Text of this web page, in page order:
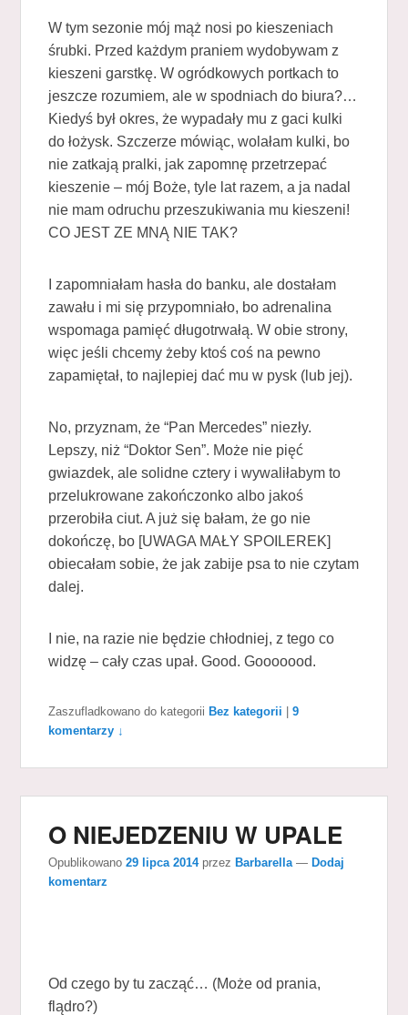
W tym sezonie mój mąż nosi po kieszeniach
śrubki. Przed każdym praniem wydobywam z
kieszeni garstkę. W ogródkowych portkach to
jeszcze rozumiem, ale w spodniach do biura?…
Kiedyś był okres, że wypadały mu z gaci kulki
do łożysk. Szczerze mówiąc, wolałam kulki, bo
nie zatkają pralki, jak zapomnę przetrzepać
kieszenie – mój Boże, tyle lat razem, a ja nadal
nie mam odruchu przeszukiwania mu kieszeni!
CO JEST ZE MNĄ NIE TAK?
I zapomniałam hasła do banku, ale dostałam
zawału i mi się przypomniało, bo adrenalina
wspomaga pamięć długotrwałą. W obie strony,
więc jeśli chcemy żeby ktoś coś na pewno
zapamiętał, to najlepiej dać mu w pysk (lub jej).
No, przyznam, że “Pan Mercedes” niezły.
Lepszy, niż “Doktor Sen”. Może nie pięć
gwiazdek, ale solidne cztery i wywaliłabym to
przelukrowane zakończonko albo jakoś
przerobiła ciut. A już się bałam, że go nie
dokończę, bo [UWAGA MAŁY SPOILEREK]
obiecałam sobie, że jak zabije psa to nie czytam
dalej.
I nie, na razie nie będzie chłodniej, z tego co
widzę – cały czas upał. Good. Gooooood.
Zaszufladkowano do kategorii Bez kategorii |9
komentarzy ↓
O NIEJEDZENIU W UPALE
Opublikowano29 lipca 2014 przez Barbarella — Dodaj
komentarz
Od czego by tu zacząć… (Może od prania,
flądro?)